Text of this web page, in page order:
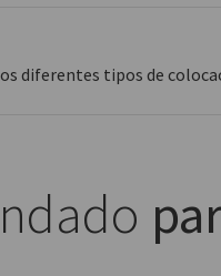
diferentes tipos de